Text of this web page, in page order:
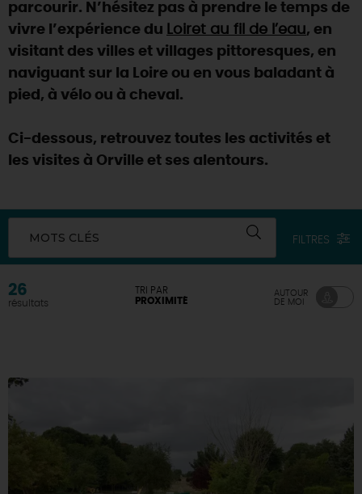
parcourir. N’hésitez pas à prendre le temps de
vivre l’expérience du Loiret au fil de l’eau, en
visitant des villes et villages pittoresques, en
naviguant sur la Loire ou en vous baladant à
pied, à vélo ou à cheval.
Ci-dessous, retrouvez toutes les activités et
les visites à Orville et ses alentours.
MOTS CLÉS FILTRES
26
résultats
TRI PAR
PROXIMITÉ
AUTOUR
DE MOI